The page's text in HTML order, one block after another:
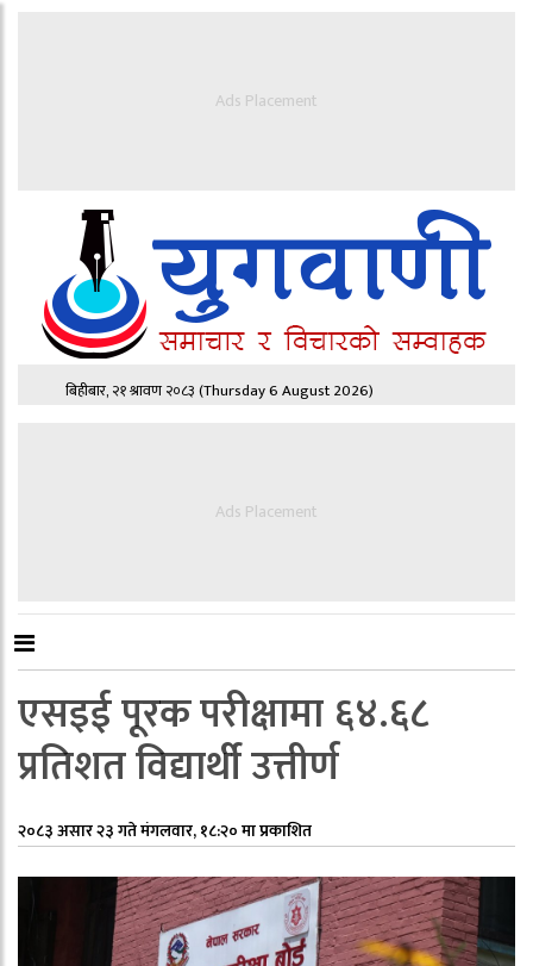
Ads Placement
बिहीबार, २१ श्रावण २०८३(Thursday 6 August 2026)
Ads Placement
एसइई पूरक परीक्षामा ६४.६८
प्रतिशत विद्यार्थी उत्तीर्ण
२०८३ असार २३ गते मंगलवार, १८:२० मा प्रकाशित